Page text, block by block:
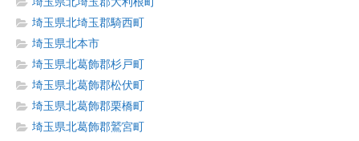
埼玉県北埼玉郡騎西町
埼玉県北本市
埼玉県北葛飾郡杉戸町
埼玉県北葛飾郡松伏町
埼玉県北葛飾郡栗橋町
埼玉県北葛飾郡鷲宮町